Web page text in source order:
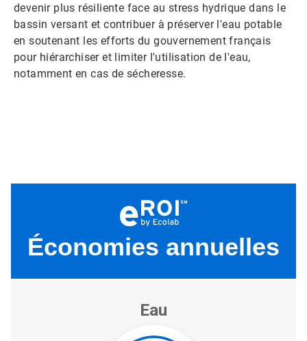
devenir plus résiliente face au stress hydrique dans le
bassin versant et contribuer à préserver l'eau potable
en soutenant les efforts du gouvernement français
pour hiérarchiser et limiter l'utilisation de l'eau,
notamment en cas de sécheresse.​​​​​​​